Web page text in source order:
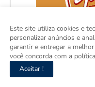
Este site utiliza cookies e
personalizar anúncios e
garantir e entregar a
você concorda com a
Aceitar !